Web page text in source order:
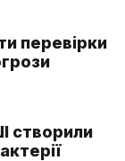
перевірки
створили